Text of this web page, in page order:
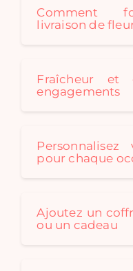
Comment
livraison de
Fraîcheur
engagements
pour chaque
Ajoutez un
ou un cadeau